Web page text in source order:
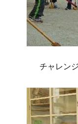
チャレン